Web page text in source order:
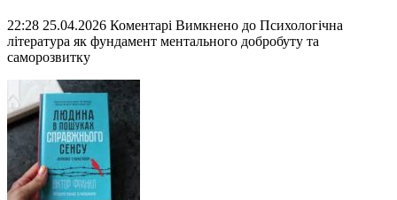
22:28 25.04.2026 Коментарі Вимкнено до Психологічна
література як фундамент ментального добробуту та
саморозвитку